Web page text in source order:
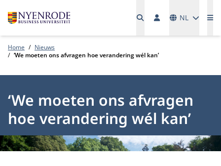
NL
Home
Nieuws
‘We moeten ons afvragen hoe verandering wél kan’
‘We moeten ons afvragen
hoe verandering wél kan’